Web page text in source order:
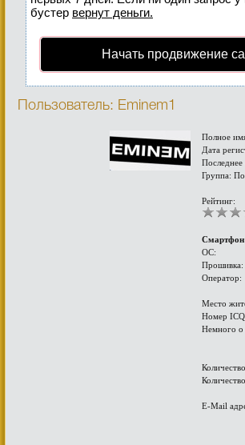
бустер вернут деньги.
Начать продвижение
Пользователь: Eminem1
Полное
Дата
Группа:
Рейтинг:
ОС:
Прошивка:
Оператор:
Место
Номер
Немного о
E-Mail